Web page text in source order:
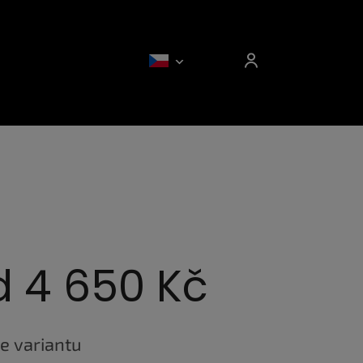
4 650 Kč
variantu